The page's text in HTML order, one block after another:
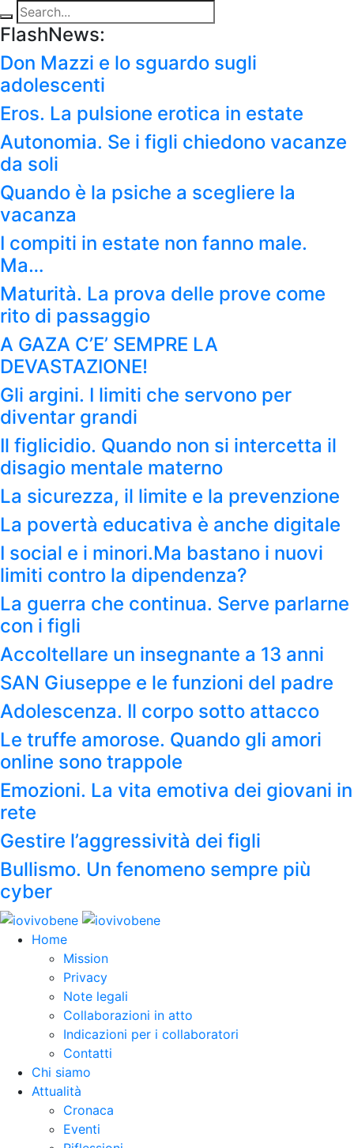
FlashNews:
Don Mazzi e lo sguardo sugli
adolescenti
Eros. La pulsione erotica in estate
Autonomia. Se i figli chiedono vacanze
da soli
Quando è la psiche a scegliere la
vacanza
I compiti in estate non fanno male.
Ma…
Maturità. La prova delle prove come
rito di passaggio
A GAZA C’E’ SEMPRE LA
DEVASTAZIONE!
Gli argini. I limiti che servono per
diventar grandi
Il figlicidio. Quando non si intercetta il
disagio mentale materno
La sicurezza, il limite e la prevenzione
La povertà educativa è anche digitale
I social e i minori.Ma bastano i nuovi
limiti contro la dipendenza?
La guerra che continua. Serve parlarne
con i figli
Accoltellare un insegnante a 13 anni
SAN Giuseppe e le funzioni del padre
Adolescenza. Il corpo sotto attacco
Le truffe amorose. Quando gli amori
online sono trappole
Emozioni. La vita emotiva dei giovani in
rete
Gestire l’aggressività dei figli
Bullismo. Un fenomeno sempre più
cyber
Home
Mission
Privacy
Note legali
Collaborazioni in atto
Indicazioni per i collaboratori
Contatti
Chi siamo
Attualità
Cronaca
Eventi